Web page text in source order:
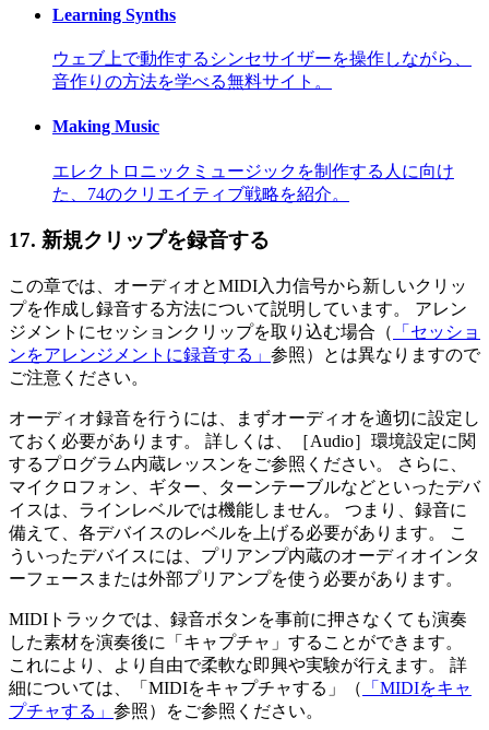
Learning Synths
ウェブ上で動作するシンセサイザーを操作しながら、
音作りの方法を学べる無料サイト。
Making Music
エレクトロニックミュージックを制作する人に向け
た、74のクリエイティブ戦略を紹介。
17. 新規クリップを録音する
この章では、オーディオとMIDI入力信号から新しいクリッ
プを作成し録音する方法について説明しています。 アレン
ジメントにセッションクリップを取り込む場合（
「セッショ
ンをアレンジメントに録音する」 参照）とは異なりますので
ご注意ください。
オーディオ録音を行うには、まずオーディオを適切に設定し
ておく必要があります。 詳しくは、［Audio］環境設定に関
するプログラム内蔵レッスンをご参照ください。 さらに、
マイクロフォン、ギター、ターンテーブルなどといったデバ
イスは、ラインレベルでは機能しません。 つまり、録音に
備えて、各デバイスのレベルを上げる必要があります。 こ
ういったデバイスには、プリアンプ内蔵のオーディオインタ
ーフェースまたは外部プリアンプを使う必要があります。
MIDIトラックでは、録音ボタンを事前に押さなくても演奏
した素材を演奏後に「キャプチャ」することができます。
これにより、より自由で柔軟な即興や実験が行えます。 詳
細については、「MIDIをキャプチャする」（
「MIDIをキャ
プチャする」 参照）をご参照ください。